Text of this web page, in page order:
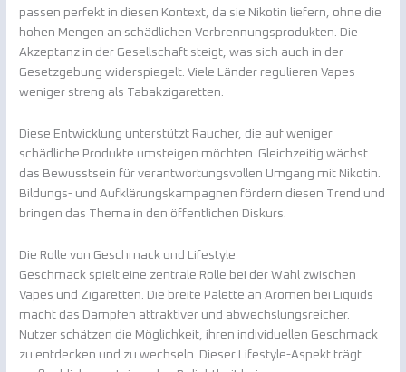
passen perfekt in diesen Kontext, da sie Nikotin liefern, ohne die
hohen Mengen an schädlichen Verbrennungsprodukten. Die
Akzeptanz in der Gesellschaft steigt, was sich auch in der
Gesetzgebung widerspiegelt. Viele Länder regulieren Vapes
weniger streng als Tabakzigaretten.
Diese Entwicklung unterstützt Raucher, die auf weniger
schädliche Produkte umsteigen möchten. Gleichzeitig wächst
das Bewusstsein für verantwortungsvollen Umgang mit Nikotin.
Bildungs- und Aufklärungskampagnen fördern diesen Trend und
bringen das Thema in den öffentlichen Diskurs.
Die Rolle von Geschmack und Lifestyle
Geschmack spielt eine zentrale Rolle bei der Wahl zwischen
Vapes und Zigaretten. Die breite Palette an Aromen bei Liquids
macht das Dampfen attraktiver und abwechslungsreicher.
Nutzer schätzen die Möglichkeit, ihren individuellen Geschmack
zu entdecken und zu wechseln. Dieser Lifestyle-Aspekt trägt